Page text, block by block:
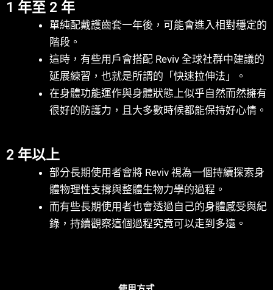
1 年至 2 年
單純配戴護齒套一年後，可能會進入相對穩定的
階段。
這時，有些用戶會搭配 Reviv 全球社群中建議的
延展練習，也就是所謂的「快速拉伸法」。
在身體功能運作與身體狀態上似乎自然而然擁有
很好的防護力，且大多數時候都能保持好心情。
2 年以上
部分長期使用者會將 Reviv 視為一個持續探索身
體物理性支撐與整體生物力學的過程。
而有些長期使用者也會透過自己的身體感受與紀
錄，持續觀察這個過程究竟可以走到多遠。